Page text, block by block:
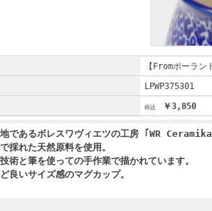
【Fromポーラ
LPWP375301
￥3,850
であるボレスワヴィエツの工房 ｢WR
採れた天然原料を使用。
術と筆を使っての手作業で描かれています。
良いサイズ感のマグカップ。